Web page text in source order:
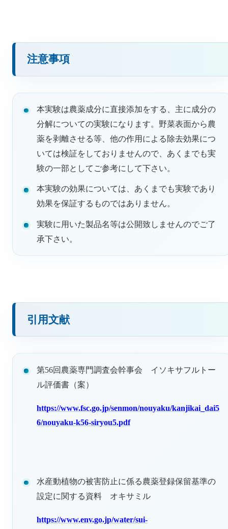
注意事項
本実験は農薬成分に直接添加をする、主に成分の
分解についての実験になります。野菜表面から農
薬を剥離させる等、他の作用による除去効果につ
いては検証をしておりませんので、あくまでも実
験の一部としてご参考にして下さい。
本実験の効果については、あくまでも実験であり
効果を保証するものではありません。
実験に用いた製品名等は公開致しませんのでご了
承下さい。
引用文献
第56回農薬専門調査会幹事会 イソキサフルトー
ル評価書（案）
https://www.fsc.go.jp/senmon/nouyaku/kanjikai_dai5
6/nouyaku-k56-siryou5.pdf
水産動植物の被害防止に係る農薬登録保留基準の
設定に関する資料 オキサミル
https://www.env.go.jp/water/sui-